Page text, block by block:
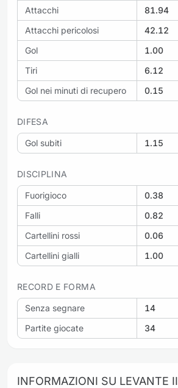
Attacchi
81.94
Attacchi pericolosi
42.12
Gol
1.00
Tiri
6.12
Gol nei minuti di recupero
0.15
DIFESA
Gol subiti 1.15
DISCIPLINA
Fuorigioco
0.38
Falli
0.82
Cartellini rossi
0.06
Cartellini gialli
1.00
RECORD E FORMA
Senza segnare
14
Partite giocate
34
INFORMAZIONI SU LEVANTE II